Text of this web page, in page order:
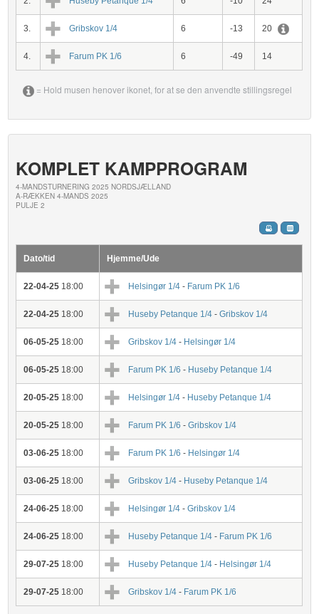
3. Gribskov 1/4 6 -13 20
4. Farum PK 1/6 6 -49 14
= Hold musen henover ikonet, for at se den anvendte stillingsregel
KOMPLET KAMPPROGRAM
4-MANDSTURNERING 2025 NORDSJÆLLAND
A-RÆKKEN 4-MANDS 2025
PULJE 2
Dato/tid Hjemme/Ude
22-04-25 18:00 Helsingør 1/4- Farum PK 1/6
22-04-25 18:00 Huseby Petanque 1/4 -Gribskov 1/4
06-05-25 18:00 Gribskov 1/4- Helsingør 1/4
06-05-25 18:00 Farum PK 1/6- Huseby Petanque 1/4
20-05-25 18:00 Helsingør 1/4- Huseby Petanque 1/4
20-05-25 18:00 Farum PK 1/6-Gribskov 1/4
03-06-25 18:00 Farum PK 1/6- Helsingør 1/4
03-06-25 18:00 Gribskov 1/4- Huseby Petanque 1/4
24-06-25 18:00 Helsingør 1/4-Gribskov 1/4
24-06-25 18:00 Huseby Petanque 1/4 - Farum PK 1/6
29-07-25 18:00 Huseby Petanque 1/4 - Helsingør 1/4
29-07-25 18:00 Gribskov 1/4- Farum PK 1/6